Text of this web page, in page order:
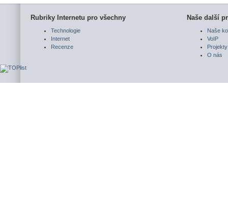
Rubriky Internetu pro všechny
Technologie
Internet
Recenze
Naše další
Naše
VoIP
Projekty
O nás